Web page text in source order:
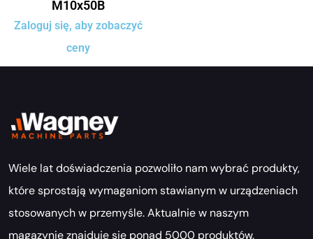
M10x50B
Zaloguj się, aby zobaczyć
ceny
Wiele lat doświadczenia pozwoliło nam wybrać produkty,
które sprostają wymaganiom stawianym w urządzeniach
stosowanych w przemyśle. Aktualnie w naszym
magazynie znajduje się ponad 5000 produktów.